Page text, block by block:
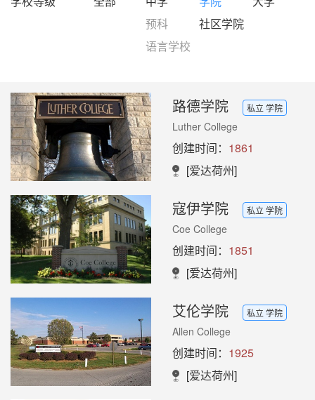
预科
社区学院
语言学校
路德学院 私立 学院
Luther College
创建时间： 1861
[爱达荷州]
寇伊学院 私立 学院
Coe College
创建时间： 1851
[爱达荷州]
艾伦学院 私立 学院
Allen College
创建时间： 1925
[爱达荷州]